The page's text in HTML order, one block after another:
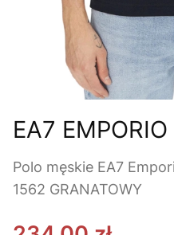
EA7
Polo męskie EA7
1562 GRANATOWY